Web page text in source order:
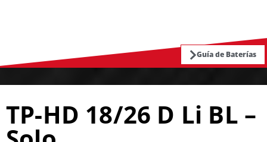
Guía de Baterías
TP-HD 18/26 D Li BL –